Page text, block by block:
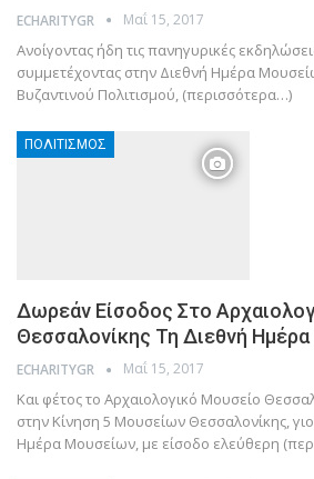
ECHARITYGR Μαΐ 15, 2017
Ανοίγοντας ήδη τις πανηγυρικές
συμμετέχοντας στην Διεθνή Ημέρα
Βυζαντινού Πολιτισμού, (περισσότερα…)
ΠΟΛΙΤΙΣΜΌΣ
Δωρεάν Είσοδος Στο
Θεσσαλονίκης Τη Διεθνή
ECHARITYGR Μαΐ 15, 2017
Και φέτος το Αρχαιολογικό Μουσείο
στην Κίνηση 5 Μουσείων Θεσσαλονίκης,
Ημέρα Μουσείων, με είσοδο ελεύθερη